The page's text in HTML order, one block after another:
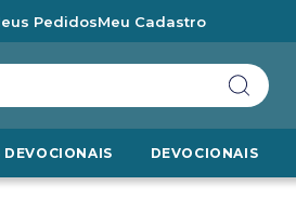
PedidosMeu Cadastro
DEVOCIONAIS DEVOCIONAIS